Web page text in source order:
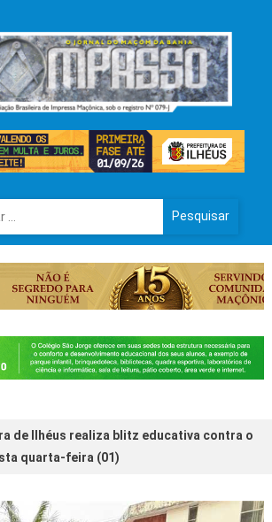
de Ilhéus realiza blitz educativa contra o
quarta-feira (01)